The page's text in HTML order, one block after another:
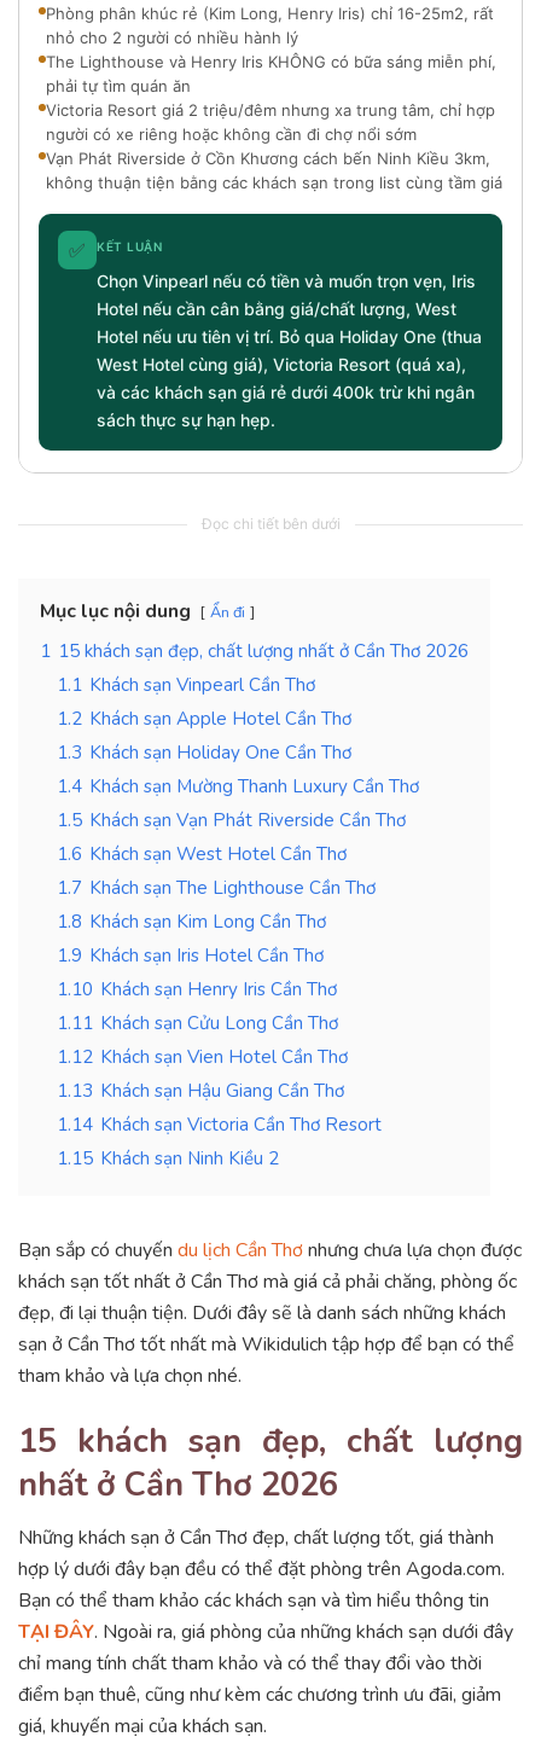
Phòng phân khúc rẻ (Kim Long, Henry Iris) chỉ 16-25m2, rất
nhỏ cho 2 người có nhiều hành lý
The Lighthouse và Henry Iris KHÔNG có bữa sáng miễn phí,
phải tự tìm quán ăn
Victoria Resort giá 2 triệu/đêm nhưng xa trung tâm, chỉ hợp
người có xe riêng hoặc không cần đi chợ nổi sớm
Vạn Phát Riverside ở Cồn Khương cách bến Ninh Kiều 3km,
không thuận tiện bằng các khách sạn trong list cùng tầm giá
✅ KẾT LUẬN
Chọn Vinpearl nếu có tiền và muốn trọn vẹn, Iris
Hotel nếu cần cân bằng giá/chất lượng, West
Hotel nếu ưu tiên vị trí. Bỏ qua Holiday One (thua
West Hotel cùng giá), Victoria Resort (quá xa),
và các khách sạn giá rẻ dưới 400k trừ khi ngân
sách thực sự hạn hẹp.
Đọc chi tiết bên dưới
Mục lục nội dung Ẩn đi
1 15 khách sạn đẹp, chất lượng nhất ở Cần Thơ 2026
1.1 Khách sạn Vinpearl Cần Thơ
1.2 Khách sạn Apple Hotel Cần Thơ
1.3 Khách sạn Holiday One Cần Thơ
1.4 Khách sạn Mường Thanh Luxury Cần Thơ
1.5 Khách sạn Vạn Phát Riverside Cần Thơ
1.6 Khách sạn West Hotel Cần Thơ
1.7 Khách sạn The Lighthouse Cần Thơ
1.8 Khách sạn Kim Long Cần Thơ
1.9 Khách sạn Iris Hotel Cần Thơ
1.10 Khách sạn Henry Iris Cần Thơ
1.11 Khách sạn Cửu Long Cần Thơ
1.12 Khách sạn Vien Hotel Cần Thơ
1.13 Khách sạn Hậu Giang Cần Thơ
1.14 Khách sạn Victoria Cần Thơ Resort
1.15 Khách sạn Ninh Kiều 2
Bạn sắp có chuyến du lịch Cần Thơnhưng chưa lựa chọn được
khách sạn tốt nhất ở Cần Thơ mà giá cả phải chăng, phòng ốc
đẹp, đi lại thuận tiện. Dưới đây sẽ là danh sách những khách
sạn ở Cần Thơ tốt nhất mà Wikidulich tập hợp để bạn có thể
tham khảo và lựa chọn nhé.
15 khách sạn đẹp, chất lượng
nhất ở Cần Thơ 2026
Những khách sạn ở Cần Thơ đẹp, chất lượng tốt, giá thành
hợp lý dưới đây bạn đều có thể đặt phòng trên Agoda.com.
Bạn có thể tham khảo các khách sạn và tìm hiểu thông tin
TẠI ĐÂY. Ngoài ra, giá phòng của những khách sạn dưới đây
chỉ mang tính chất tham khảo và có thể thay đổi vào thời
điểm bạn thuê, cũng như kèm các chương trình ưu đãi, giảm
giá, khuyến mại của khách sạn.